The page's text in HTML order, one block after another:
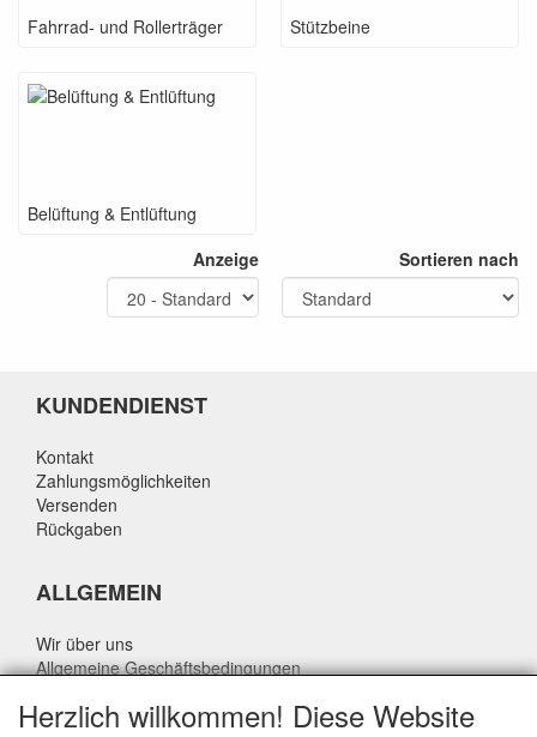
Fahrrad- und Rollerträger Stützbeine
Belüftung & Entlüftung
Anzeige
Sortieren nach
KUNDENDIENST
Kontakt
Zahlungsmöglichkeiten
Versenden
Rückgaben
ALLGEMEIN
Wir über uns
Allgemeine Geschäftsbedingungen
Haftungsausschluss
Herzlich willkommen! Diese Website